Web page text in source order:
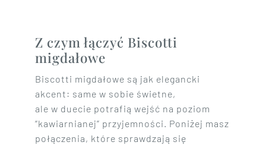
Z czym łączyć Biscotti
migdałowe
Biscotti migdałowe są jak elegancki
akcent: same w sobie świetne,
ale w duecie potrafią wejść na poziom
“kawiarnianej” przyjemności. Poniżej masz
połączenia, które sprawdzają się